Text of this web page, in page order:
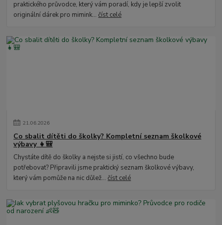
praktického průvodce, který vám poradí, kdy je lepší zvolit
originální dárek pro mimink...číst celé
21.06.2026
Co sbalit dítěti do školky? Kompletní seznam školkové
výbavy 👧🎒
Chystáte dítě do školky a nejste si jistí, co všechno bude
potřebovat? Připravili jsme praktický seznam školkové výbavy,
který vám pomůže na nic důlež...číst celé